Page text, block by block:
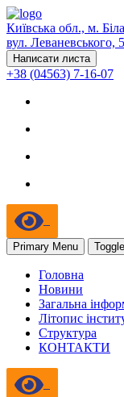
Київська обл., м.
вул. Леваневського,
Написати листа
+38 (04563) 7-16-07
Primary Menu
Головна
Новини
Загальна
Літопис
Структура
КОНТАКТИ